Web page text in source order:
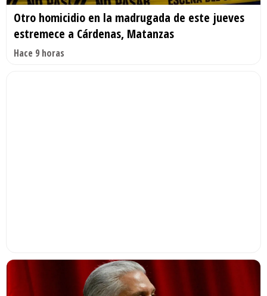
Otro homicidio en la madrugada de este jueves
estremece a Cárdenas, Matanzas
Hace 9 horas